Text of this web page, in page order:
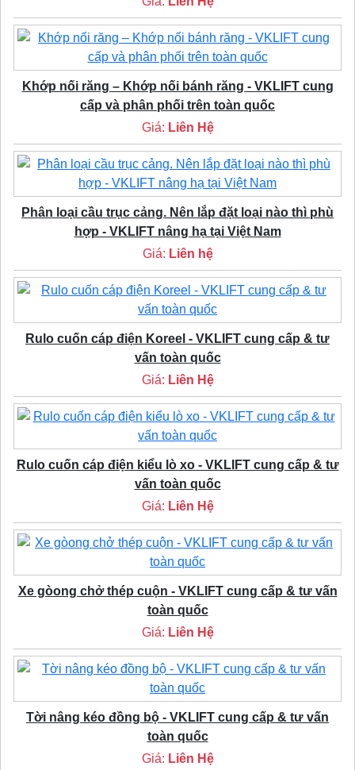
Khớp nối răng – Khớp nối bánh răng - VKLIFT cung
cấp và phân phối trên toàn quốc
Giá: Liên Hệ
Phân loại cầu trục cảng. Nên lắp đặt loại nào thì phù
hợp - VKLIFT nâng hạ tại Việt Nam
Giá: Liên hệ
Rulo cuốn cáp điện Koreel - VKLIFT cung cấp & tư
vấn toàn quốc
Giá: Liên Hệ
Rulo cuốn cáp điện kiểu lò xo - VKLIFT cung cấp & tư
vấn toàn quốc
Giá: Liên Hệ
Xe gòong chở thép cuộn - VKLIFT cung cấp & tư vấn
toàn quốc
Giá: Liên Hệ
Tời nâng kéo đồng bộ - VKLIFT cung cấp & tư vấn
toàn quốc
Giá: Liên Hệ